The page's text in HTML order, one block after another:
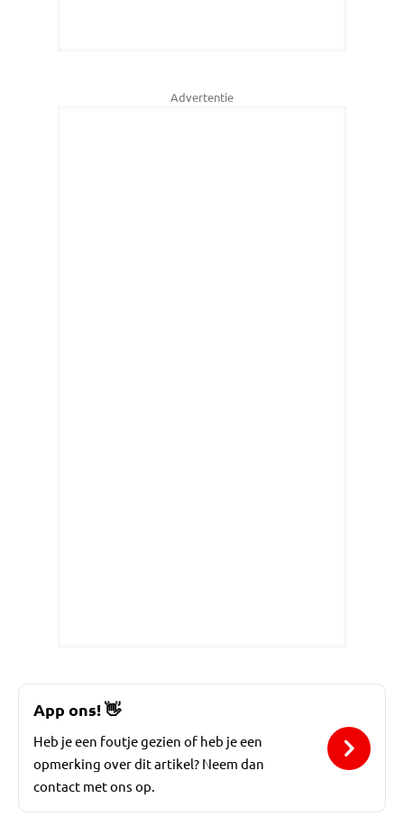
Advertentie
App ons!👋
Heb je een foutje gezien of heb je een
opmerking over dit artikel? Neem dan
contact met ons op.